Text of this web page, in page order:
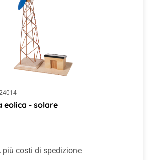
eolica - solare
più costi di spedizione